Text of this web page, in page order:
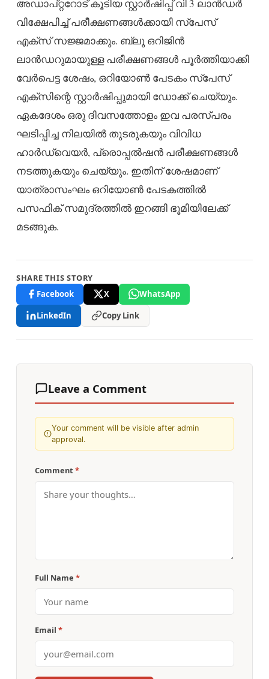
അഡാപ്റ്ററോട് കൂടിയ സ്റ്റാർഷിപ്പ് വി 3 ലാൻഡർ
വിക്ഷേപിച്ച് പരീക്ഷണങ്ങൾക്കായി സ്പേസ്
എക്സ് സജ്ജമാക്കും. ബ്ലൂ ഒറിജിൻ
ലാൻഡറുമായുള്ള പരീക്ഷണങ്ങൾ പൂർത്തിയാക്കി
വേർപെട്ട ശേഷം, ഒറിയോൺ പേടകം സ്പേസ്
എക്സിന്റെ സ്റ്റാർഷിപ്പുമായി ഡോക്ക് ചെയ്യും.
ഏകദേശം ഒരു ദിവസത്തോളം ഇവ പരസ്പരം
ഘടിപ്പിച്ച നിലയിൽ തുടരുകയും വിവിധ
ഹാർഡ്‌വെയർ, പ്രൊപ്പൽഷൻ പരീക്ഷണങ്ങൾ
നടത്തുകയും ചെയ്യും. ഇതിന് ശേഷമാണ്
യാത്രാസംഘം ഒറിയോൺ പേടകത്തിൽ
പസഫിക് സമുദ്രത്തിൽ ഇറങ്ങി ഭൂമിയിലേക്ക്
മടങ്ങുക.
SHARE THIS STORY
Facebook
X
WhatsApp
LinkedIn
Copy Link
Leave a Comment
Your comment will be visible after admin
approval.
Comment *
Full Name *
Email *